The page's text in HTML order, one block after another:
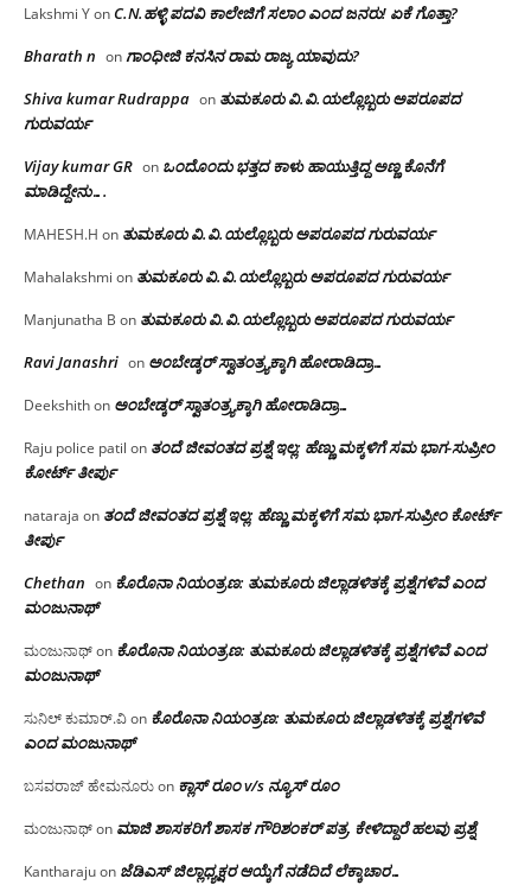
Lakshmi YonC.N.ಹಳ್ಳಿ ಪದವಿ ಕಾಲೇಜಿಗೆ ಸಲಾಂ‌ ಎಂದ ಜನರು! ಏಕೆ ಗೊತ್ತಾ?
Bharath n onಗಾಂಧೀಜಿ ಕನಸಿನ ರಾಮ ರಾಜ್ಯ ಯಾವುದು?
Shiva kumar Rudrappa on ತುಮಕೂರು‌ ವಿ.ವಿ.ಯಲ್ಲೊಬ್ಬರು ಅಪರೂಪದ
ಗುರುವರ್ಯ
Vijay kumar GR on ಒಂದೊಂದು ಭತ್ತದ ಕಾಳು ಹಾಯುತ್ತಿದ್ದ ಅಣ್ಣ ಕೊನೆಗೆ
ಮಾಡಿದ್ದೇನು….
MAHESH.H on ತುಮಕೂರು‌ ವಿ.ವಿ.ಯಲ್ಲೊಬ್ಬರು ಅಪರೂಪದ ಗುರುವರ್ಯ
Mahalakshmi on ತುಮಕೂರು‌ ವಿ.ವಿ.ಯಲ್ಲೊಬ್ಬರು ಅಪರೂಪದ ಗುರುವರ್ಯ
Manjunatha B on ತುಮಕೂರು‌ ವಿ.ವಿ.ಯಲ್ಲೊಬ್ಬರು ಅಪರೂಪದ ಗುರುವರ್ಯ
Ravi Janashri on ಅಂಬೇಡ್ಕರ್ ಸ್ವಾತಂತ್ರ್ಯಕ್ಕಾಗಿ ಹೋರಾಡಿದ್ರಾ…
Deekshithon ಅಂಬೇಡ್ಕರ್ ಸ್ವಾತಂತ್ರ್ಯಕ್ಕಾಗಿ ಹೋರಾಡಿದ್ರಾ…
Raju police patil on ತಂದೆ ಜೀವಂತದ ಪ್ರಶ್ನೆ ಇಲ್ಲ: ಹೆಣ್ಣು ಮಕ್ಕಳಿಗೆ ಸಮ ಭಾಗ-ಸುಪ್ರೀಂ
ಕೋರ್ಟ್ ತೀರ್ಪು
nataraja on ತಂದೆ ಜೀವಂತದ ಪ್ರಶ್ನೆ ಇಲ್ಲ: ಹೆಣ್ಣು ಮಕ್ಕಳಿಗೆ ಸಮ ಭಾಗ-ಸುಪ್ರೀಂ ಕೋರ್ಟ್
ತೀರ್ಪು
Chethan on ಕೊರೊನಾ ನಿಯಂತ್ರಣ: ತುಮಕೂರು ಜಿಲ್ಲಾಡಳಿತಕ್ಕೆ ಪ್ರಶ್ನೆಗಳಿವೆ ಎಂದ
ಮಂಜು‌ನಾಥ್
ಮಂಜುನಾಥ್on ಕೊರೊನಾ ನಿಯಂತ್ರಣ: ತುಮಕೂರು ಜಿಲ್ಲಾಡಳಿತಕ್ಕೆ ಪ್ರಶ್ನೆಗಳಿವೆ ಎಂದ
ಮಂಜು‌ನಾಥ್
ಸುನಿಲ್ ಕುಮಾರ್.ವಿon ಕೊರೊನಾ ನಿಯಂತ್ರಣ: ತುಮಕೂರು ಜಿಲ್ಲಾಡಳಿತಕ್ಕೆ ಪ್ರಶ್ನೆಗಳಿವೆ
ಎಂದ ಮಂಜು‌ನಾಥ್
ಬಸವರಾಜ್ ಹೇಮನೂರುon ಕ್ಲಾಸ್ ರೂಂ v/s ನ್ಯೂಸ್ ರೂಂ
ಮಂಜುನಾಥ್on ಮಾಜಿ ಶಾಸಕರಿಗೆ ಶಾಸಕ ಗೌರಿಶಂಕರ್ ಪತ್ರ, ಕೇಳಿದ್ದಾರೆ ಹಲವು ಪ್ರಶ್ನೆ
Kantharajuon ಜೆಡಿಎಸ್ ಜಿಲ್ಲಾಧ್ಯಕ್ಷರ ಆಯ್ಕೆಗೆ ನಡೆದಿದೆ ಲೆಕ್ಕಾಚಾರ…